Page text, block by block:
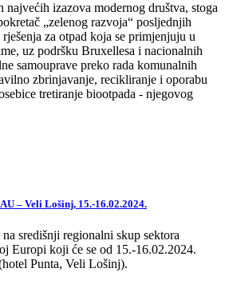
najvećih izazova modernog društva, stoga
„zelenog razvoja“ posljednjih
za otpad koja se primjenjuju u
uz podršku Bruxellesa i nacionalnih
samouprave preko rada komunalnih
zbrinjavanje, recikliranje i oporabu
tretiranje biootpada - njegovog
– Veli Lošinj, 15.-16.02.2024.
središnji regionalni skup sektora
Europi koji će se od 15.-16.02.2024.
Punta, Veli Lošinj).